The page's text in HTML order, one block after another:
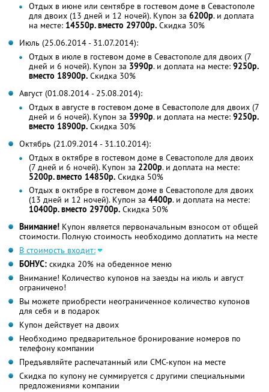
Отдых в июне или сентябре в гостевом доме в Севастополе
для двоих (13 дней и 12 ночей). Купон за 6200р. и доплата
на месте: 14550р. вместо 29700р. Скидка 30%
Июль (25.06.2014 - 31.07.2014):
Отдых в июле в гостевом доме в Севастополе для двоих (7
дней и 6 ночей). Купон за 3990р. и доплата на месте: 9250р.
вместо 18900р. Скидка 30%
Август (01.08.2014 - 25.08.2014):
Отдых в августе в гостевом доме в Севастополе для двоих (7
дней и 6 ночей). Купон за 3990р. и доплата на месте: 9250р.
вместо 18900р. Скидка 30%
Октябрь (21.09.2014 - 31.10.2014):
Отдых в октябре в гостевом доме в Севастополе для двоих
(7 дней и 6 ночей). Купон за 2200р. и доплата на месте:
5200р. вместо 14850р. Скидка 50%
Отдых в октябре в гостевом доме в Севастополе для двоих
(13 дней и 12 ночей). Купон за 4400р. и доплата на месте:
10400р. вместо 29700р. Скидка 50%
Внимание! Купон является первоначальным взносом от общей
стоимости. Полную стоимость необходимо доплатить на месте
В стоимость входит:
БОНУС: скидка 20% на обеденное меню
Внимание! Количество купонов на заезды на июль и август
ограничено!
Вы можете приобрести неограниченное количество купонов
для себя и в подарок
Купон действует на двоих
Необходимо предварительное бронирование номеров по
телефону компании
Предъявляйте распечатанный или СМС-купон на месте
Скидка по купону не суммируется с другими специальными
предложениями компании